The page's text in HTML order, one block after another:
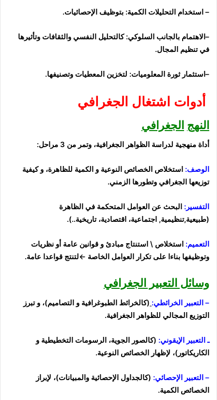
– استخدام التحليلات الكمية: بتوظيف الإحصائيات.
– الاهتمام بالجانب السلوكي: كالتحليل النفسي والثقافات وتأثيرها
في تنظيم المجال.
– استثمارثورة المعلوميات: لتخزين المعطيات وتصنيفها.
أدوات اشتغال الجغرافي
النهج الجغرافي
أداة منهجية لدراسة الظواهر الجغرافية، وتمر من 3 مراحل:
الوصف: استخلاص الخصائص النوعية و الكمية للظاهرة، و كيفية
توزيعها الجغرافي وتطورها الزمني.
التفسير: البحث عن العوامل المتحكمة في الظاهرة
(طبيعية,تنظيمية, اجتماعية، اقتصادية، تاريخية..).
التعميم: استخلاص \ استنتاج مبادئ و قوانين عامة أو نظريات
وتوظيفها بناءا على تكرار العوامل الخاصة ←لتنتج قواعدا عامة.
وسائل التعبير الجغرافي
– التعبير الخرائطي: (كالخرائط الطبوغرافية و التصاميم)، و تبرز
التوزيع المجالي للظواهر الجغرافية.
ـ التعبير الإيقوني: (كالصور الجوية، الرسومات التخطيطية و
الكاريكاتور)، لإظهار الخصائص النوعية.
– التعبير الإحصائي: (كالجداول الإحصائية والمبيانات)، لإبراز
الخصائص الكمية.